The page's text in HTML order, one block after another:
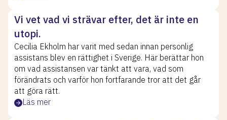
Vi vet vad vi strävar efter, det är inte en
utopi.
Cecilia Ekholm har varit med sedan innan personlig
assistans blev en rättighet i Sverige. Här berättar hon
om vad assistansen var tänkt att vara, vad som
förändrats och varför hon fortfarande tror att det går
att göra rätt.
Läs mer